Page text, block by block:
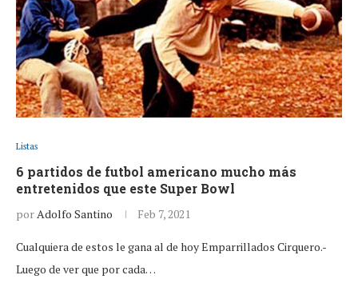
Listas
6 partidos de futbol americano mucho más
entretenidos que este Super Bowl
porAdolfo Santino Feb 7, 2021
Cualquiera de estos le gana al de hoy Emparrillados Cirquero.-
Luego de ver que por cada…